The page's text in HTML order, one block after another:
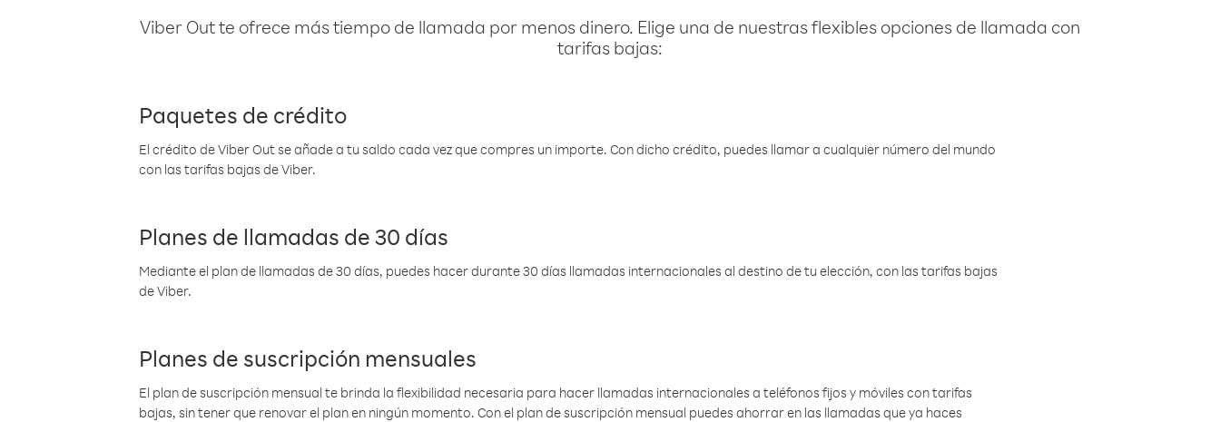
Viber Out te ofrece más tiempo de llamada por menos dinero. Elige una de nuestras flexibles opciones de llamada con
tarifas bajas:
Paquetes de crédito
El crédito de Viber Out se añade a tu saldo cada vez que compres un importe. Con dicho crédito, puedes llamar a cualquier número del mundo
con las tarifas bajas de Viber.
Planes de llamadas de 30 días
Mediante el plan de llamadas de 30 días, puedes hacer durante 30 días llamadas internacionales al destino de tu elección, con las tarifas bajas
de Viber.
Planes de suscripción mensuales
El plan de suscripción mensual te brinda la flexibilidad necesaria para hacer llamadas internacionales a teléfonos fijos y móviles con tarifas
bajas, sin tener que renovar el plan en ningún momento. Con el plan de suscripción mensual puedes ahorrar en las llamadas que ya haces